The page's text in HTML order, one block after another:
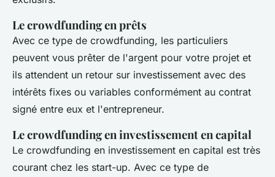
Le crowdfunding en prêts
Avec ce type de crowdfunding, les particuliers
peuvent vous prêter de l'argent pour votre projet et
ils attendent un retour sur investissement avec des
intérêts fixes ou variables conformément au contrat
signé entre eux et l'entrepreneur.
Le crowdfunding en investissement en capital
Le crowdfunding en investissement en capital est très
courant chez les start-up. Avec ce type de